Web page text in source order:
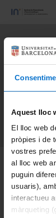
Aquest lloc
El lloc web
pròpies i de
vostres
al lloc web
puguin
usuaris),
interactueu
màrqueting